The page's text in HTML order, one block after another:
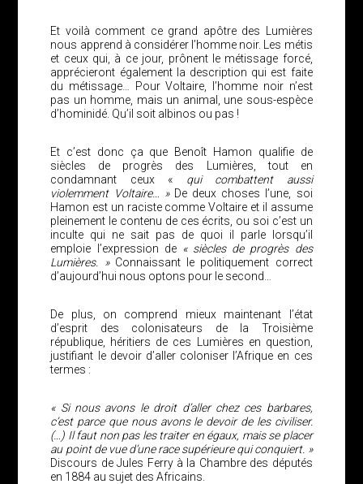
Et voilà comment ce grand apôtre des Lumières
nous apprend à considérer l’homme noir. Les métis
et ceux qui, à ce jour, prônent le métissage forcé,
apprécieront également la description qui est faite
du métissage… Pour Voltaire, l’homme noir n’est
pas un homme, mais un animal, une sous-espèce
d’hominidé. Qu’il soit albinos ou pas !
Et c’est donc ça que Benoît Hamon qualifie de
siècles de progrès des Lumières, tout en
condamnant ceux « qui combattent aussi
violemment Voltaire… »De deux choses l’une, soi
Hamon est un raciste comme Voltaire et il assume
pleinement le contenu de ces écrits, ou soi c’est un
inculte qui ne sait pas de quoi il parle lorsqu’il
emploie l’expression de « siècles de progrès des
Lumières. »Connaissant le politiquement correct
d’aujourd’hui nous optons pour le second…
De plus, on comprend mieux maintenant l’état
d’esprit des colonisateurs de la Troisième
république, héritiers de ces Lumières en question,
justifiant le devoir d’aller coloniser l’Afrique en ces
termes :
« Si nous avons le droit d’aller chez ces barbares,
c’est parce que nous avons le devoir de les civiliser.
(…) Il faut non pas les traiter en égaux, mais se placer
au point de vue d’une race supérieure qui conquiert. »
Discours de Jules Ferry à la Chambre des députés
en 1884 au sujet des Africains.